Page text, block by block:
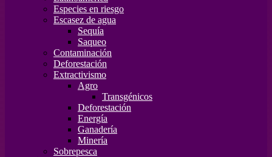
Especies en riesgo
Escasez de agua
Sequía
Saqueo
Contaminación
Deforestación
Extractivismo
Agro
Transgénicos
Deforestación
Energía
Ganadería
Minería
Sobrepesca